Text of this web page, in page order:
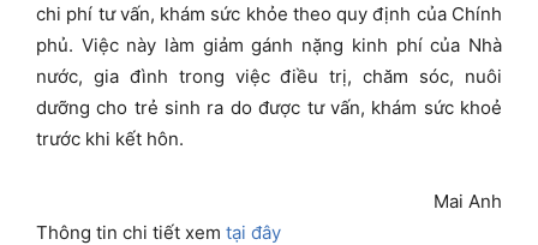
chi phí tư vấn, khám sức khỏe theo quy định của Chính
phủ. Việc này làm giảm gánh nặng kinh phí của Nhà
nước, gia đình trong việc điều trị, chăm sóc, nuôi
dưỡng cho trẻ sinh ra do được tư vấn, khám sức khoẻ
trước khi kết hôn.
Mai Anh
Thông tin chi tiết xem tại đây